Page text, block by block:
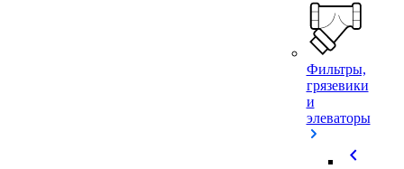
Фильтры,
грязевики
и
элеваторы
chevron_left